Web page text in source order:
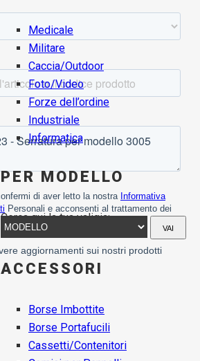
Medicale
Militare
Caccia/Outdoor
Foto/Video
Forze dell’ordine
Industriale
Informatica
PER MODELLO
Cerca qui la tua valigia:
VAI
ACCESSORI
Borse Imbottite
Borse Portafucili
Cassetti/Contenitori